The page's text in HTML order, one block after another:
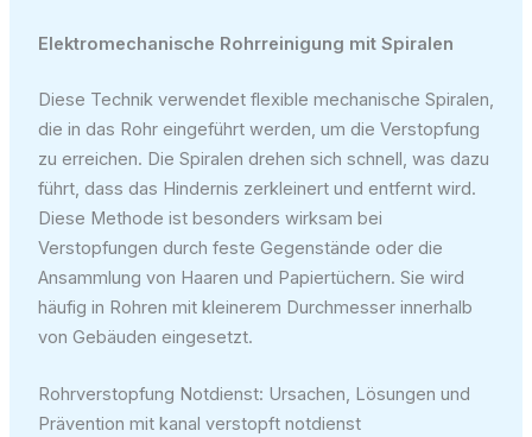
Elektromechanische Rohrreinigung mit Spiralen
Diese Technik verwendet flexible mechanische Spiralen,
die in das Rohr eingeführt werden, um die Verstopfung
zu erreichen. Die Spiralen drehen sich schnell, was dazu
führt, dass das Hindernis zerkleinert und entfernt wird.
Diese Methode ist besonders wirksam bei
Verstopfungen durch feste Gegenstände oder die
Ansammlung von Haaren und Papiertüchern. Sie wird
häufig in Rohren mit kleinerem Durchmesser innerhalb
von Gebäuden eingesetzt.
Rohrverstopfung Notdienst: Ursachen, Lösungen und
Prävention mit kanal verstopft notdienst